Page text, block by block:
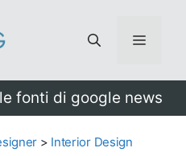
Menu
fonti di google news
> Interior Design